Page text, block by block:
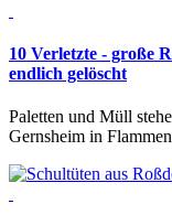
10 Verletzte - große
endlich gelöscht
Paletten und Müll
Gernsheim in